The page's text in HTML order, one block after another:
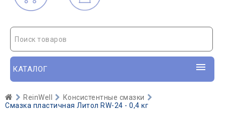
Поиск товаров
КАТАЛОГ
ReinWell
Консистентные смазки
Смазка пластичная Литол RW-24 - 0,4 кг